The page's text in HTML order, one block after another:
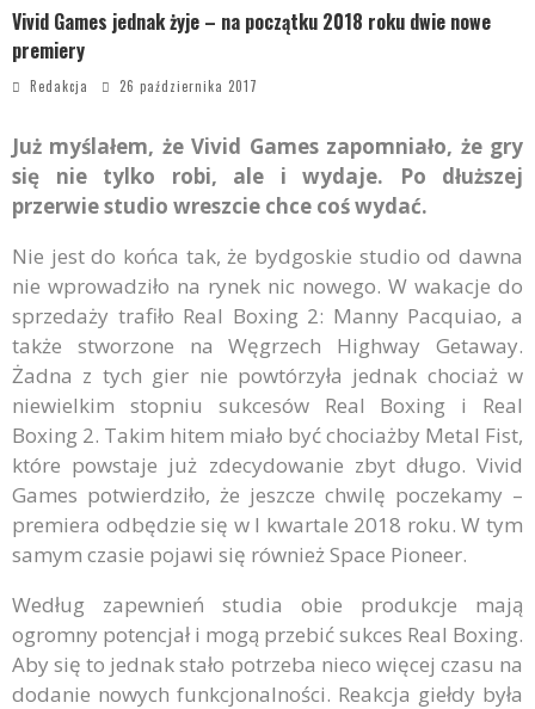
Vivid Games jednak żyje – na początku 2018 roku dwie nowe
premiery
Redakcja 26 października 2017
Już myślałem, że Vivid Games zapomniało, że gry
się nie tylko robi, ale i wydaje. Po dłuższej
przerwie studio wreszcie chce coś wydać.
Nie jest do końca tak, że bydgoskie studio od dawna
nie wprowadziło na rynek nic nowego. W wakacje do
sprzedaży trafiło Real Boxing 2: Manny Pacquiao, a
także stworzone na Węgrzech Highway Getaway.
Żadna z tych gier nie powtórzyła jednak chociaż w
niewielkim stopniu sukcesów Real Boxing i Real
Boxing 2. Takim hitem miało być chociażby Metal Fist,
które powstaje już zdecydowanie zbyt długo. Vivid
Games potwierdziło, że jeszcze chwilę poczekamy –
premiera odbędzie się w I kwartale 2018 roku. W tym
samym czasie pojawi się również Space Pioneer.
Według zapewnień studia obie produkcje mają
ogromny potencjał i mogą przebić sukces Real Boxing.
Aby się to jednak stało potrzeba nieco więcej czasu na
dodanie nowych funkcjonalności. Reakcja giełdy była